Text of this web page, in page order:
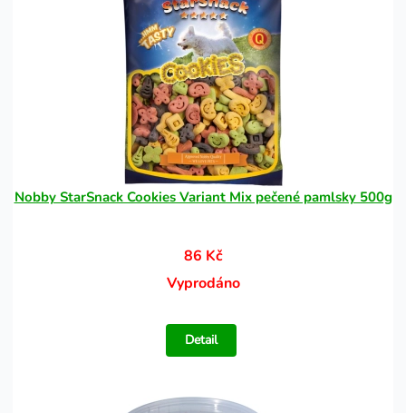
Nobby StarSnack Cookies Variant Mix pečené pamlsky 500g
86 Kč
Vyprodáno
Detail